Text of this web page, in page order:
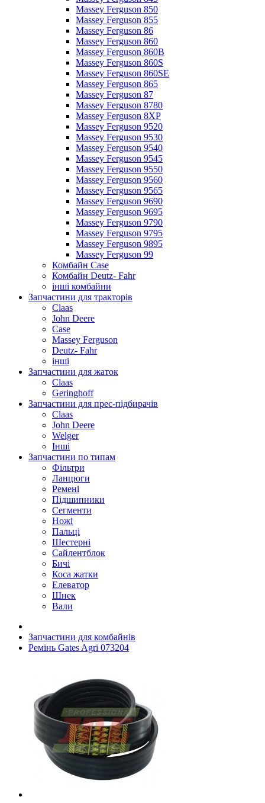
Massey Ferguson 850
Massey Ferguson 855
Massey Ferguson 86
Massey Ferguson 860
Massey Ferguson 860B
Massey Ferguson 860S
Massey Ferguson 860SE
Massey Ferguson 865
Massey Ferguson 87
Massey Ferguson 8780
Massey Ferguson 8XP
Massey Ferguson 9520
Massey Ferguson 9530
Massey Ferguson 9540
Massey Ferguson 9545
Massey Ferguson 9550
Massey Ferguson 9560
Massey Ferguson 9565
Massey Ferguson 9690
Massey Ferguson 9695
Massey Ferguson 9790
Massey Ferguson 9795
Massey Ferguson 9895
Massey Ferguson 99
Комбайн Case
Комбайн Deutz- Fahr
інші комбайни
Запчастини для тракторів
Claas
John Deere
Case
Massey Ferguson
Deutz- Fahr
інші
Запчастини для жаток
Claas
Geringhoff
Запчастини для прес-підбирачів
Claas
John Deere
Welger
Інші
Запчастини по типам
Фільтри
Ланцюги
Ремені
Підшипники
Сегменти
Ножі
Пальці
Шестерні
Сайлентблок
Бичі
Коса жатки
Елеватор
Шнек
Вали
Запчастини для комбайнів
Ремінь Gates Agri 073204